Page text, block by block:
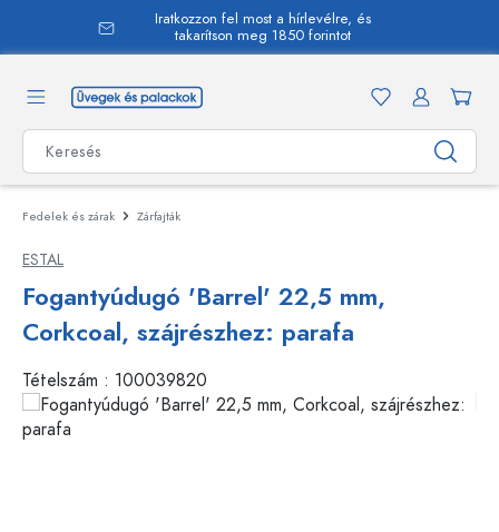
Iratkozzon fel most a hírlevélre, és
takarítson meg 1850 forintot
Fedelek és zárak Zárfajták
ESTAL
Fogantyúdugó 'Barrel' 22,5 mm,
Corkcoal, szájrészhez: parafa
Tételszám : 100039820